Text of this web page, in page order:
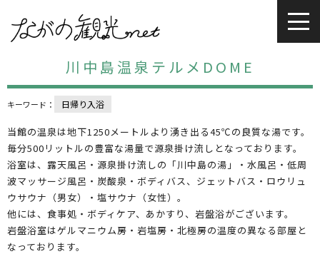
川中島温泉テルメDOME
キーワード： 日帰り入浴
当館の温泉は地下1250メートルより湧き出る45℃の良質な湯です。
毎分500リットルの豊富な湯量で源泉掛け流しとなっております。
浴室は、露天風呂・源泉掛け流しの「川中島の湯」・水風呂・低周
波マッサージ風呂・炭酸泉・ボディバス、ジェットバス・ロウリュ
ウサウナ（男女）・塩サウナ（女性）。
他には、食事処・ボディケア、あかすり、岩盤浴がございます。
岩盤浴室はゲルマニウム房・岩塩房・北極房の温度の異なる部屋と
なっております。